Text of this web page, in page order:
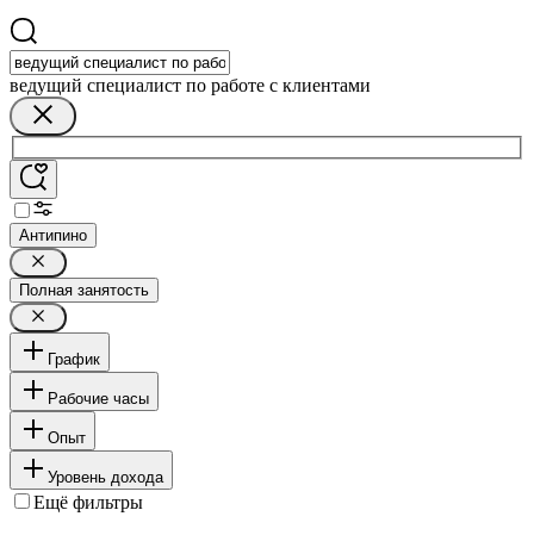
ведущий специалист по работе с клиентами
Антипино
Полная занятость
График
Рабочие часы
Опыт
Уровень дохода
Ещё фильтры